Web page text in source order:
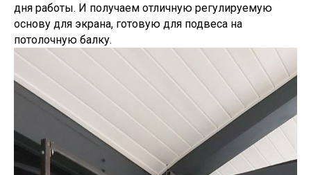
дня работы. И получаем отличную регулируемую
основу для экрана, готовую для подвеса на
потолочную балку.